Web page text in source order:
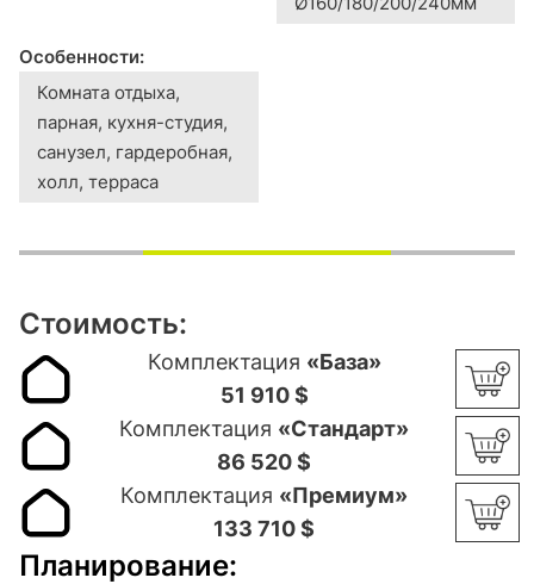
Особенности:
Комната отдыха,
парная, кухня-студия,
санузел, гардеробная,
холл, терраса
Планирование:
Стоимость:
Комплектация «База»
51 910 $
Комплектация «Стандарт»
86 520 $
Комплектация «Премиум»
133 710 $